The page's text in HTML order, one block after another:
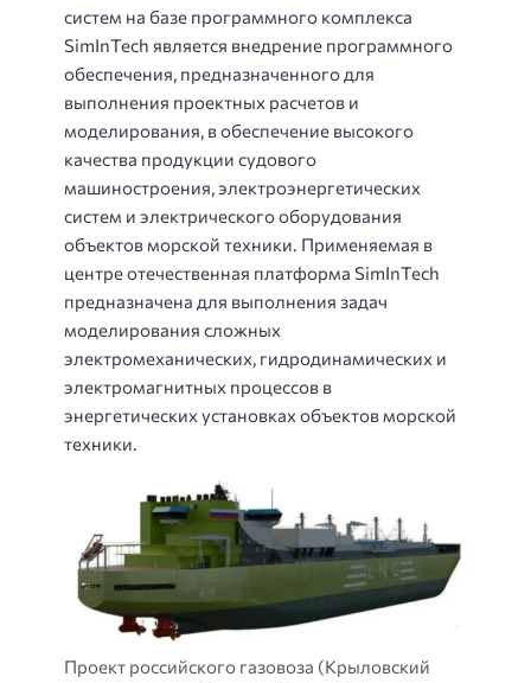
систем на базе программного комплекса
SimInTech является внедрение программного
обеспечения, предназначенного для
выполнения проектных расчетов и
моделирования, в обеспечение высокого
качества продукции судового
машиностроения, электроэнергетических
систем и электрического оборудования
объектов морской техники. Применяемая в
центре отечественная платформа SimInTech
предназначена для выполнения задач
моделирования сложных
электромеханических, гидродинамических и
электромагнитных процессов в
энергетических установках объектов морской
техники.
Проект российского газовоза (Крыловский